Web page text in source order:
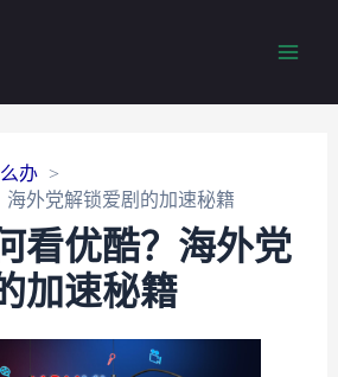
办
外党解锁爱剧的加速秘籍
看优酷？海外党
加速秘籍